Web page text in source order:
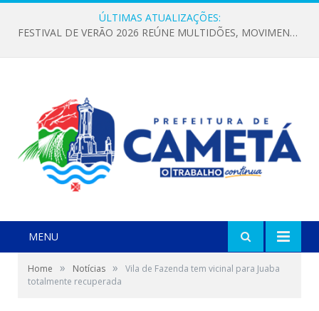
ÚLTIMAS ATUALIZAÇÕES:
FESTIVAL DE VERÃO 2026 REÚNE MULTIDÕES, MOVIMENTA A ECONOMIA E FORTALECE A CULTURA LOCAL
MENU
Home » Notícias »
Vila de Fazenda tem vicinal para Juaba
totalmente recuperada